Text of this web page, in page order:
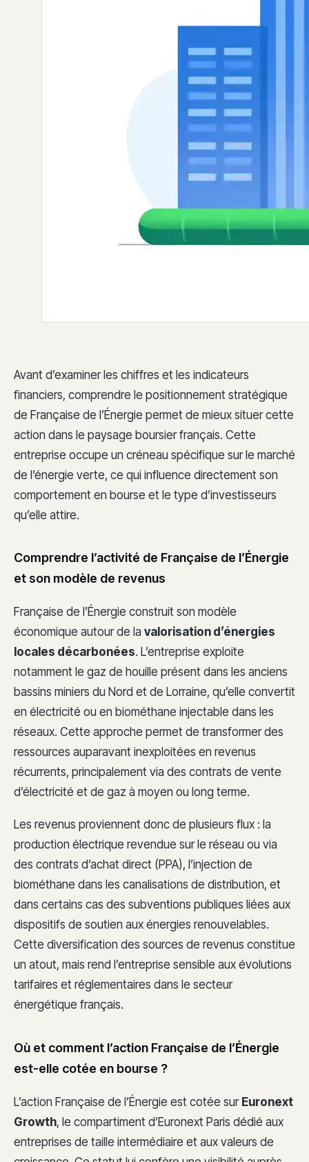
Avant d’examiner les chiffres et les indicateurs
financiers, comprendre le positionnement stratégique
de Française de l’Énergie permet de mieux situer cette
action dans le paysage boursier français. Cette
entreprise occupe un créneau spécifique sur le marché
de l’énergie verte, ce qui influence directement son
comportement en bourse et le type d’investisseurs
qu’elle attire.
Comprendre l’activité de Française de l’Énergie
et son modèle de revenus
Française de l’Énergie construit son modèle
économique autour de la valorisation d’énergies
locales décarbonées. L’entreprise exploite
notamment le gaz de houille présent dans les anciens
bassins miniers du Nord et de Lorraine, qu’elle convertit
en électricité ou en biométhane injectable dans les
réseaux. Cette approche permet de transformer des
ressources auparavant inexploitées en revenus
récurrents, principalement via des contrats de vente
d’électricité et de gaz à moyen ou long terme.
Les revenus proviennent donc de plusieurs flux : la
production électrique revendue sur le réseau ou via
des contrats d’achat direct (PPA), l’injection de
biométhane dans les canalisations de distribution, et
dans certains cas des subventions publiques liées aux
dispositifs de soutien aux énergies renouvelables.
Cette diversification des sources de revenus constitue
un atout, mais rend l’entreprise sensible aux évolutions
tarifaires et réglementaires dans le secteur
énergétique français.
Où et comment l’action Française de l’Énergie
est-elle cotée en bourse ?
L’action Française de l’Énergie est cotée sur Euronext
Growth, le compartiment d’Euronext Paris dédié aux
entreprises de taille intermédiaire et aux valeurs de